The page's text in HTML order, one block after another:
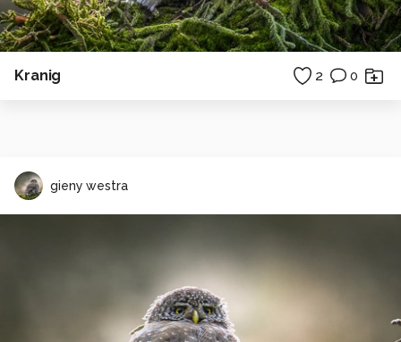
Kranig 2 0
gieny westra